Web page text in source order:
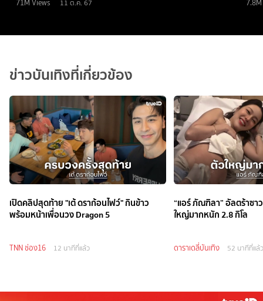
71M Views 11 ต.ค. 67 7.8M
ข่าวบันเทิงที่เกี่ยวข้อง
เปิดคลิปสุดท้าย "เต้ ดราก้อนไฟว์" กินข้าว
พร้อมหน้าเพื่อนวง Dragon 5
TNN ช่อง16 12 นาทีที่แล้ว
“แอร์ ภัณฑิลา” อัลตร้าซา
ใหญ่มากหนัก 2.8 กิโล
ดาราเดลี่บันเทิง 52 นาทีที่แล้ว